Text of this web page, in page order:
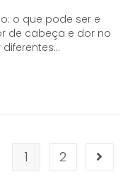
o que pode ser e
de cabeça e dor no
1 2